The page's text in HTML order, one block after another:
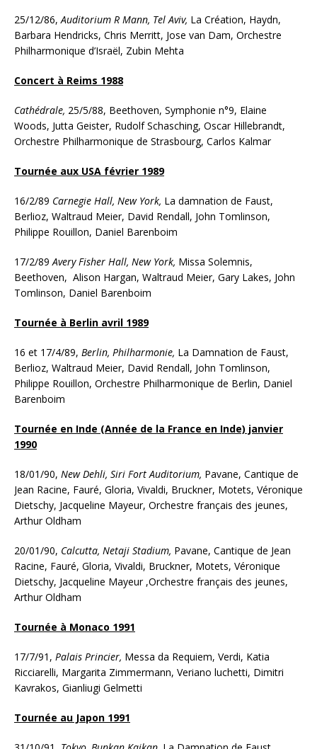
25/12/86,Auditorium R Mann, Tel Aviv, La Création, Haydn,
Barbara Hendricks, Chris Merritt, Jose van Dam, Orchestre
Philharmonique d’Israël, Zubin Mehta
Concert à Reims 1988
Cathédrale, 25/5/88, Beethoven, Symphonie n°9, Elaine
Woods, Jutta Geister, Rudolf Schasching, Oscar Hillebrandt,
Orchestre Philharmonique de Strasbourg, Carlos Kalmar
Tournée aux USA février 1989
16/2/89 Carnegie Hall, New York, La damnation de Faust,
Berlioz, Waltraud Meier, David Rendall, John Tomlinson,
Philippe Rouillon, Daniel Barenboim
17/2/89Avery Fisher Hall, New York, Missa Solemnis,
Beethoven, Alison Hargan, Waltraud Meier, Gary Lakes, John
Tomlinson, Daniel Barenboim
Tournée à Berlin avril 1989
16 et 17/4/89, Berlin, Philharmonie, La Damnation de Faust,
Berlioz, Waltraud Meier, David Rendall, John Tomlinson,
Philippe Rouillon, Orchestre Philharmonique de Berlin, Daniel
Barenboim
Tournée en Inde (Année de la France en Inde) janvier
1990
18/01/90, New Dehli, Siri Fort Auditorium, Pavane, Cantique de
Jean Racine, Fauré, Gloria, Vivaldi, Bruckner, Motets, Véronique
Dietschy, Jacqueline Mayeur, Orchestre français des jeunes,
Arthur Oldham
20/01/90, Calcutta, Netaji Stadium, Pavane, Cantique de Jean
Racine, Fauré, Gloria, Vivaldi, Bruckner, Motets, Véronique
Dietschy, Jacqueline Mayeur ,Orchestre français des jeunes,
Arthur Oldham
Tournée à Monaco 1991
17/7/91, Palais Princier, Messa da Requiem, Verdi, Katia
Ricciarelli, Margarita Zimmermann, Veriano luchetti, Dimitri
Kavrakos, Gianliugi Gelmetti
Tournée au Japon 1991